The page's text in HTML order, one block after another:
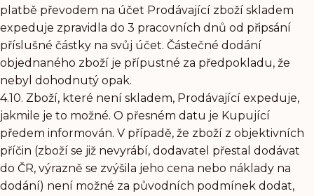
platbě převodem na účet Prodávající zboží skladem
expeduje zpravidla do 3 pracovních dnů od připsání
příslušné částky na svůj účet. Částečné dodání
objednaného zboží je přípustné za předpokladu, že
nebyl dohodnutý opak.
4.10. Zboží, které není skladem, Prodávající expeduje,
jakmile je to možné. O přesném datu je Kupující
předem informován. V případě, že zboží z objektivních
příčin (zboží se již nevyrábí, dodavatel přestal dodávat
do ČR, výrazně se zvýšila jeho cena nebo náklady na
dodání) není možné za původních podmínek dodat,